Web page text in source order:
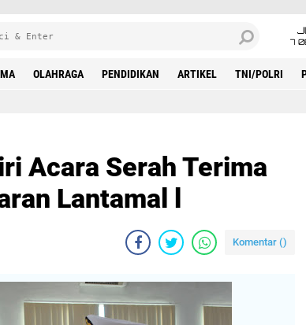
7
OLAHRAGA PENDIDIKAN ARTIKEL TNI/POLRI
Acara Serah Terima
Lantamal l
Komentar ()